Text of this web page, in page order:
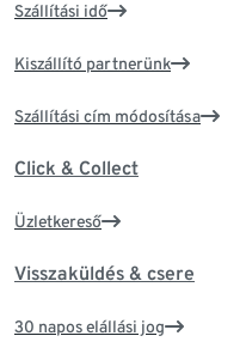
Szállítási idő
Kiszállító partnerünk
Szállítási cím módosítása
Click & Collect
Üzletkereső
Visszaküldés & csere
30 napos elállási jog